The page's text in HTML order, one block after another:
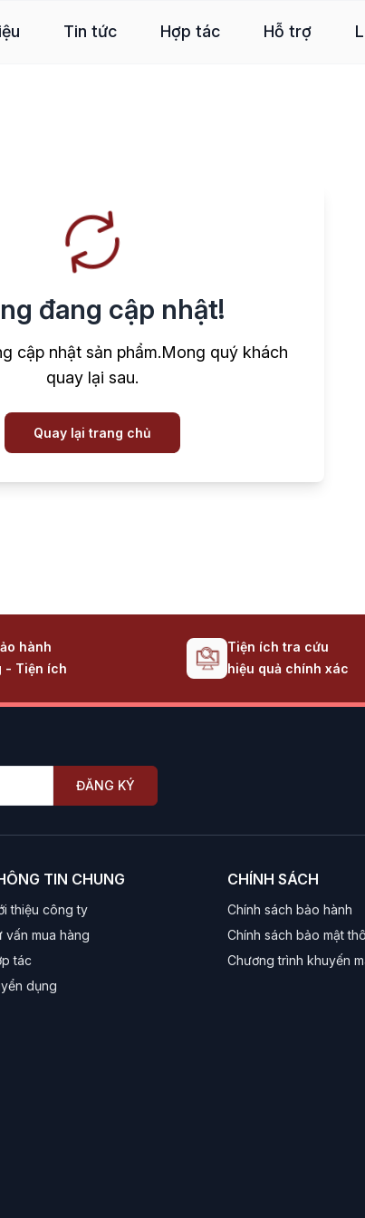
Tin tức Hợp tác Hỗ trợ
đang cập nhật!
cập nhật sản phẩm.Mong quý khách
quay lại sau.
Quay lại trang chủ
hành
- Tiện ích
Tiện ích tra cứu
hiệu quả chính xác
ĐĂNG KÝ
TIN CHUNG
thiệu công ty
vấn mua hàng
tác
dụng
CHÍNH SÁCH
Chính sách bảo hành
Chính sách bảo mật
Chương trình khuyến